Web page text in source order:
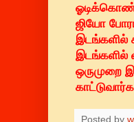
ஜியோ
இடங்களில்
இடங்களில்
ஒருமுறை
Posted by